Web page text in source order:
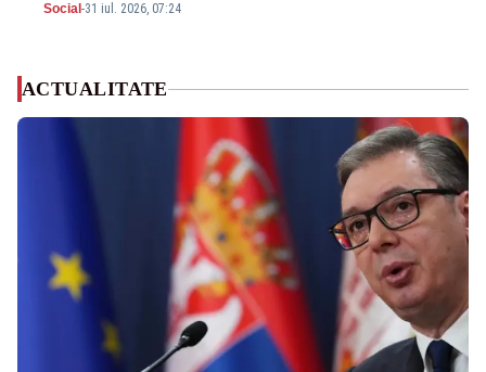
Social -31 iul. 2026, 07:24
ACTUALITATE